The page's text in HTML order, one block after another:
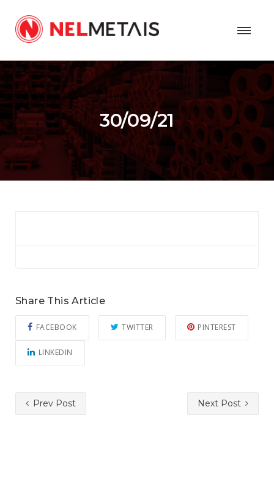
30/09/21
Share This Article
FACEBOOK TWITTER PINTEREST
LINKEDIN
Prev Post Next Post